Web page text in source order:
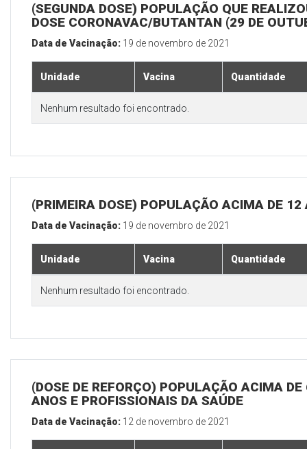
(SEGUNDA DOSE) POPULAÇÃO QUE
DOSE CORONAVAC/BUTANTAN (29 DE
Data de Vacinação: 19 de novembro de 2021
Unidade Vacina Quantidade
Nenhum resultado foi encontrado.
(PRIMEIRA DOSE) POPULAÇÃO ACIMA DE 12
Data de Vacinação: 19 de novembro de 2021
Unidade Vacina Quantidade
Nenhum resultado foi encontrado.
(DOSE DE REFORÇO) POPULAÇÃO ACIMA DE
ANOS E PROFISSIONAIS DA SAÚDE
Data de Vacinação: 12 de novembro de 2021